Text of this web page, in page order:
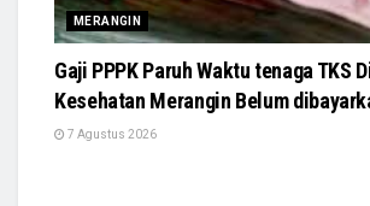
MERANGIN
Gaji PPPK Paruh Waktu tenaga TKS
Kesehatan Merangin Belum
7 Agustus 2026